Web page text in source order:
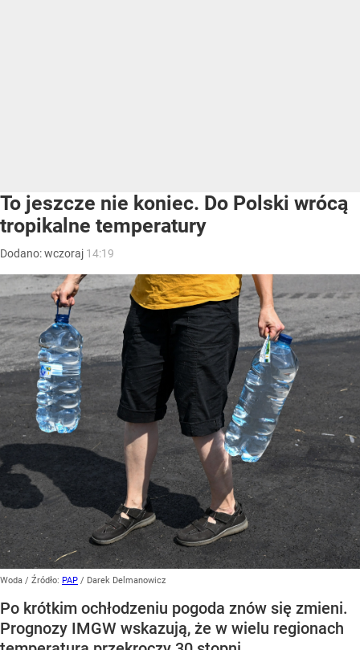
To jeszcze nie koniec. Do Polski wrócą
tropikalne temperatury
Dodano:wczoraj 14:19
Woda / Źródło: PAP / Darek Delmanowicz
Po krótkim ochłodzeniu pogoda znów się zmieni.
Prognozy IMGW wskazują, że w wielu regionach